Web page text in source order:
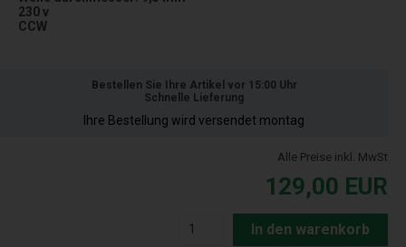
230 v
CCW
Bestellen Sie Ihre Artikel vor 15:00 Uhr
Schnelle Lieferung
Ihre Bestellung wird versendet montag
Alle Preise inkl. MwSt
129,00 EUR
In den warenkorb